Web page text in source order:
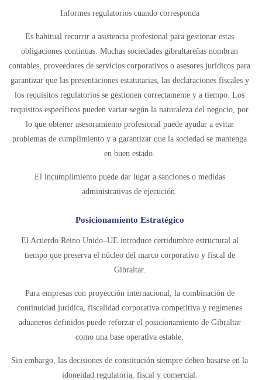
Informes regulatorios cuando corresponda
Es habitual recurrir a asistencia profesional para gestionar estas
obligaciones continuas. Muchas sociedades gibraltareñas nombran
contables, proveedores de servicios corporativos o asesores jurídicos para
garantizar que las presentaciones estatutarias, las declaraciones fiscales y
los requisitos regulatorios se gestionen correctamente y a tiempo. Los
requisitos específicos pueden variar según la naturaleza del negocio, por
lo que obtener asesoramiento profesional puede ayudar a evitar
problemas de cumplimiento y a garantizar que la sociedad se mantenga
en buen estado.
El incumplimiento puede dar lugar a sanciones o medidas
administrativas de ejecución.
Posicionamiento Estratégico
El Acuerdo Reino Unido–UE introduce certidumbre estructural al
tiempo que preserva el núcleo del marco corporativo y fiscal de
Gibraltar.
Para empresas con proyección internacional, la combinación de
continuidad jurídica, fiscalidad corporativa competitiva y regímenes
aduaneros definidos puede reforzar el posicionamiento de Gibraltar
como una base operativa estable.
Sin embargo, las decisiones de constitución siempre deben basarse en la
idoneidad regulatoria, fiscal y comercial.